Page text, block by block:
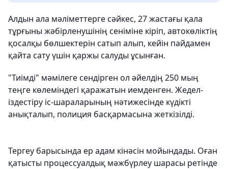
Алдын ала мәліметтерге сәйкес, 27 жастағы қала
тұрғыны жәбірленушінің сеніміне кіріп, автокөліктің
қосалқы бөлшектерін сатып алып, кейін пайдамен
қайта сату үшін қаржы салуды ұсынған.
"Тиімді" мәмілеге сендірген ол әйелдің 250 мың
теңге көлеміндегі қаражатын иемденген. Жедел-
іздестіру іс-шараларының нәтижесінде күдікті
анықталып, полиция басқармасына жеткізілді.
Тергеу барысында ер адам кінәсін мойындады. Оған
қатысты процессуалдық мәжбүрлеу шарасы ретінде